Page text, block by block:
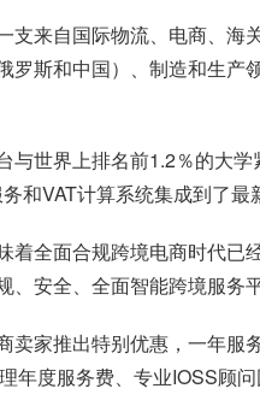
支来自国际物流、电商、海
罗斯和中国）、制造和生产
与世界上排名前1.2％的大
和VAT计算系统集成到了最
着全面合规跨境电商时代
、安全、全面智能跨境服务
卖家推出特别优惠，一年
年度服务费、专业IOSS顾问